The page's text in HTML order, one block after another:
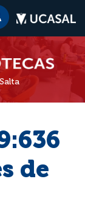
de